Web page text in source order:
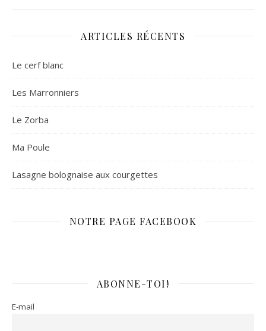
ARTICLES RÉCENTS
Le cerf blanc
Les Marronniers
Le Zorba
Ma Poule
Lasagne bolognaise aux courgettes
NOTRE PAGE FACEBOOK
ABONNE-TOI!
E-mail